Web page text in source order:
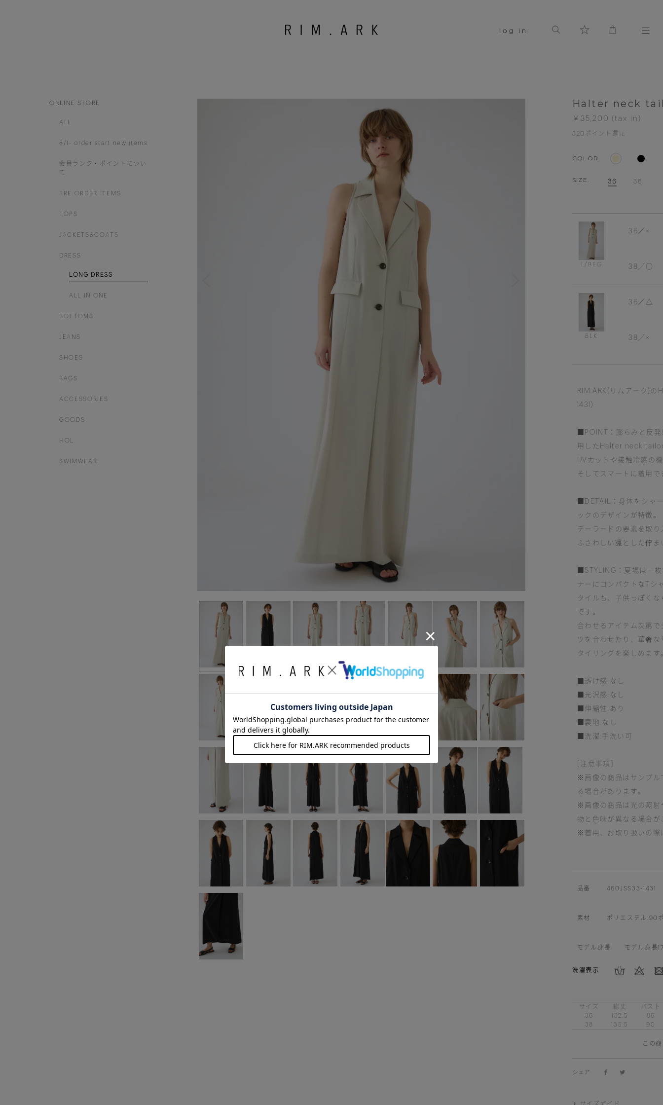
log in
ONLINE STORE
ALL
8/1- order start new items
会員ランク・ポイントについ
て
PRE ORDER ITEMS
TOPS
JACKETS&COATS
DRESS
LONG DRESS
ALL IN ONE
BOTTOMS
JEANS
SHOES
BAGS
ACCESSORIES
GOODS
HOL
SWIMWEAR
Halter neck
￥35,200
320 ポイント還元
COLOR.
SIZE. 36 38
L/BEG
36 ×
38 〇
BLK
36 △
38 ×
RIM.ARK(リムアーク)
1431）
■POINT：膨らみと反
用したHalter neck
UVカットや接触冷感の
そしてスマートに着用
■DETAIL：身体をシャ
ックのデザインが特徴。
テーラードの要素を取
ふさわしい凛とした佇
■STYLING：夏場は一
ナーにコンパクトなTシ
タイルも、子供っぽく
です。
合わせるアイテム次第
ツを合わせたり、華奢
タイリングを楽しめます
■透け感:なし
■光沢感:なし
■伸縮性:あり
■裏地:なし
■洗濯:手洗い可
[注意事項]
※画像の商品はサンプル
る場合があります。
※画像の商品は光の照射
物と色味が異なる場合が
※着用、お取り扱いの際
品番 460JSS33-1431
素材 ポリエステル:90
モデル身長 モデル身長
洗濯表示
サイズ 総丈
バスト
36
132.5
86
38
135.5 90
この
シェア